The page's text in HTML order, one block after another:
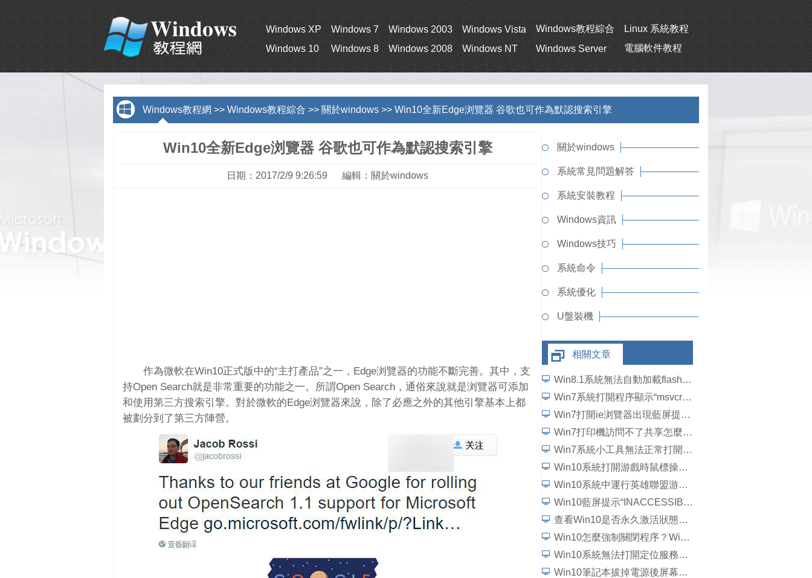
Windows XP Windows 7 Windows 2003 Windows Vista Windows教程綜合
Linux 系統教程
Windows 10
Windows 8 Windows 2008 Windows NT Windows Server 電腦軟件教程
Windows教程網 >> Windows教程綜合 >> 關於windows >> Win10全新Edge浏覽器 谷歌也可作為默認搜索引擎
Win10全新Edge浏覽器 谷歌也可作為默認搜索引擎
日期：2017/2/9 9:26:59 編輯：關於windows
作為微軟在Win10正式版中的“主打產品”之一，Edge浏覽器的功能不斷完善。其中，支
持Open Search就是非常重要的功能之一。所謂Open Search，通俗來說就是浏覽器可添加
和使用第三方搜索引擎。對於微軟的Edge浏覽器來說，除了必應之外的其他引擎基本上都
被劃分到了第三方陣營。
關於windows
系統常見問題解答
系統安裝教程
Windows資訊
Windows技巧
系統命令
系統優化
U盤裝機
相關文章
Win8.1系統無法自動加載flash插件如何解決？
Win7系統打開程序顯示“msvcrtd.dll丟失無法啟動程序”怎麼解決
Win7打開ie浏覽器出現藍屏提示“錯誤代碼c0000145”如何解決？
Win7打印機訪問不了共享怎麼辦？
Win7系統小工具無法正常打開如何解決？
Win10系統打開游戲時鼠標操作延遲了怎麼解決？
Win10系統中運行英雄聯盟游戲崩潰、閃退問題怎麼解決？
Win10藍屏提示“INACCESSIBLE_BOOT_DEVICE”怎麼處理？
查看Win10是否永久激活狀態的方法
Win10怎麼強制關閉程序？Win10強行關閉電腦程序的方法
Win10系統無法打開定位服務怎麼辦？
Win10筆記本拔掉電源後屏幕變暗如何解決？